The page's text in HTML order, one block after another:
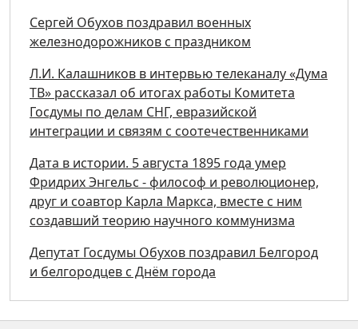
Сергей Обухов поздравил военных
железнодорожников с праздником
Л.И. Калашников в интервью телеканалу «Дума
ТВ» рассказал об итогах работы Комитета
Госдумы по делам СНГ, евразийской
интеграции и связям с соотечественниками
Дата в истории. 5 августа 1895 года умер
Фридрих Энгельс - философ и революционер,
друг и соавтор Карла Маркса, вместе с ним
создавший теорию научного коммунизма
Депутат Госдумы Обухов поздравил Белгород
и белгородцев с Днём города